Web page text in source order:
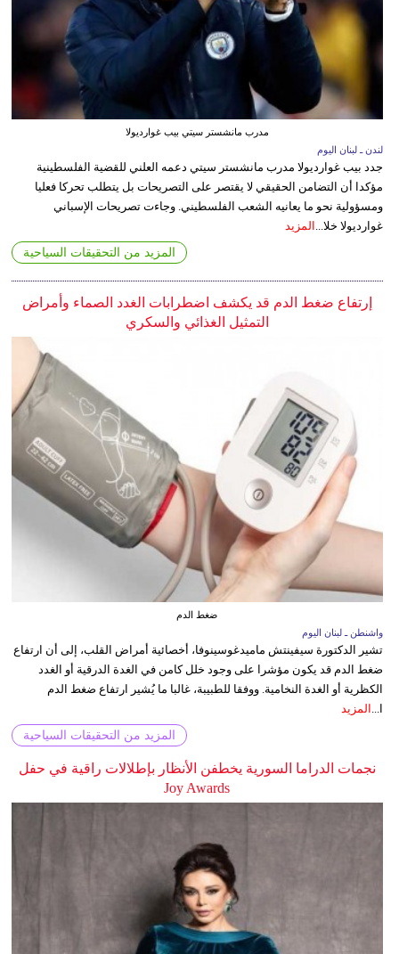
مدرب مانشستر سيتي بيب غوارديولا
لندن ـ لبنان اليوم
جدد بيب غوارديولا مدرب مانشستر سيتي دعمه العلني للقضية الفلسطينية
مؤكدا أن التضامن الحقيقي لا يقتصر على التصريحات بل يتطلب تحركا فعليا
ومسؤولية نحو ما يعانيه الشعب الفلسطيني. وجاءت تصريحات الإسباني
غوارديولا خلا... المزيد
المزيد من التحقيقات السياحية
إرتفاع ضغط الدم قد يكشف اضطرابات الغدد الصماء وأمراض
التمثيل الغذائي والسكري
ضغط الدم
واشنطن ـ لبنان اليوم
تشير الدكتورة سيفينتش ماميدغوسينوفا، أخصائية أمراض القلب، إلى أن ارتفاع
ضغط الدم قد يكون مؤشرا على وجود خلل كامن في الغدة الدرقية أو الغدد
الكظرية أو الغدة النخامية. ووفقا للطبيبة، غالبا ما يُشير ارتفاع ضغط الدم
ا...
المزيد
المزيد من التحقيقات السياحية
نجمات الدراما السورية يخطفن الأنظار بإطلالات راقية في حفل
Joy Awards